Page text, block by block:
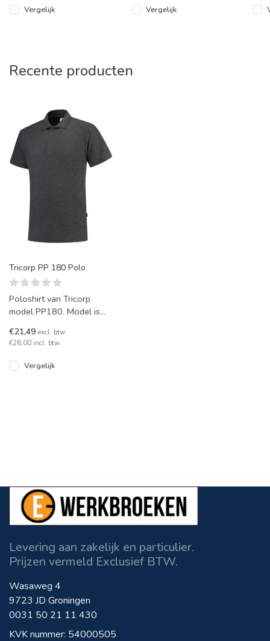
Vergelijk Vergelijk
Recente producten
Tricorp PP 180 Polo
Poloshirt van Tricorp
model PP180. Model is
polyester en 50% katoen.
De ideale werk
€21,49 excl. btw
€26,00 incl. btw
Vergelijk
Levering aan zakelijk en particulier.
Prijzen vermeld Exclusief BTW.
Wasaweg 4
9723 JD Groningen
0031 50 21 11 430
KVK nummer: 54000505